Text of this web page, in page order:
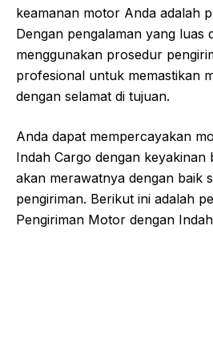
keamanan motor Anda adalah
Dengan pengalaman yang luas
menggunakan prosedur
profesional untuk memastikan
dengan selamat di tujuan.
Anda dapat mempercayakan
Indah Cargo dengan keyakinan
akan merawatnya dengan baik
pengiriman. Berikut ini adalah
Pengiriman Motor dengan